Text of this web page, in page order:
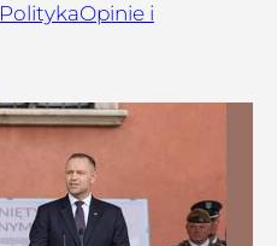
PolitykaOpinie i